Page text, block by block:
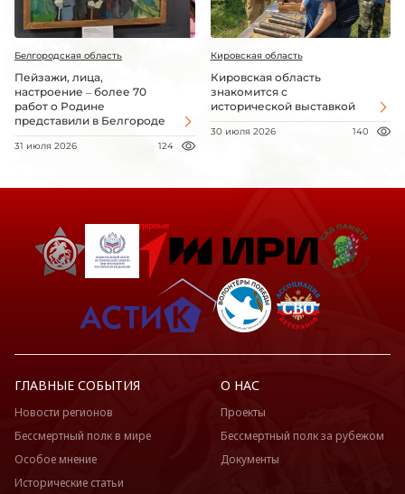
Белгородская область
Пейзажи, лица,
настроение – более 70
работ о Родине
представили в Белгороде
31 июля 2026 124
Кировская область
Кировская область
знакомится с
исторической выставкой
30 июля 2026 140
ГЛАВНЫЕ СОБЫТИЯ
Новости регионов
Бессмертный полк в мире
Особое мнение
Исторические статьи
О НАС
Проекты
Бессмертный полк за рубежом
Документы